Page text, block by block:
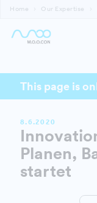
Home Our Expertise
This page is
8.6.2020
Planen,
startet